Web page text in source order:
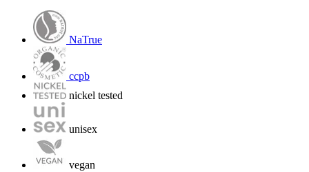
NaTrue
ccpb
nickel tested
unisex
vegan